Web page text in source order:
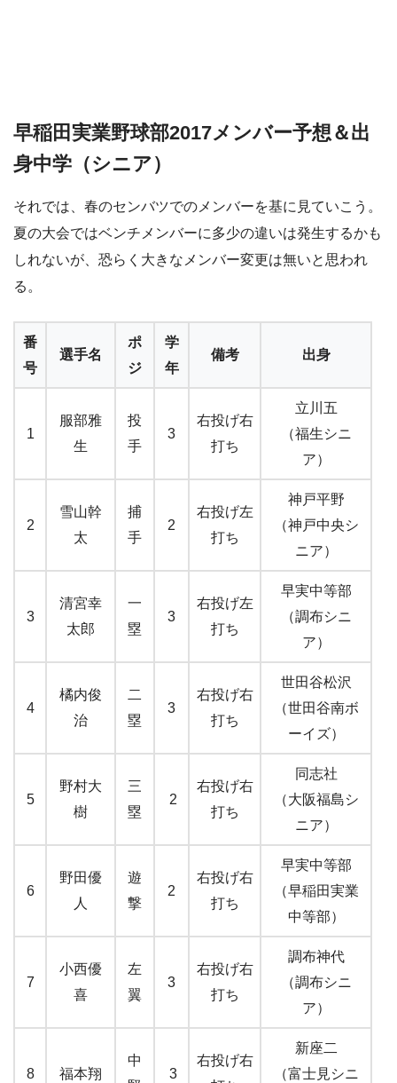
早稲田実業野球部2017メンバー予想＆出
身中学（シニア）
それでは、春のセンバツでのメンバーを基に見ていこう。
夏の大会ではベンチメンバーに多少の違いは発生するかも
しれないが、恐らく大きなメンバー変更は無いと思われ
る。
番
号
選手名
ポ
ジ
学
年
備考 出身
1
服部雅
生
投
手
3
右投げ右
打ち
立川五
（福生シニ
ア）
2
雪山幹
太
捕
手
2
右投げ左
打ち
神戸平野
（神戸中央シ
ニア）
3
清宮幸
太郎
一
塁
3
右投げ左
打ち
早実中等部
（調布シニ
ア）
4
橘内俊
治
二
塁
3
右投げ右
打ち
世田谷松沢
（世田谷南ボ
ーイズ）
5
野村大
樹
三
塁
2
右投げ右
打ち
同志社
（大阪福島シ
ニア）
6
野田優
人
遊
撃
2
右投げ右
打ち
早実中等部
（早稲田実業
中等部）
7
小西優
喜
左
翼
3
右投げ右
打ち
調布神代
（調布シニ
ア）
8 福本翔
中
3
右投げ右
新座二
（富士見シニ